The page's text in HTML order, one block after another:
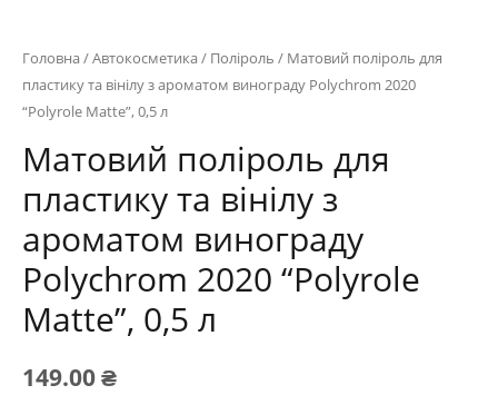
Головна/Автокосметика/ Поліроль / Матовий поліроль для
пластику та вінілу з ароматом винограду Polychrom 2020
“Polyrole Matte”, 0,5 л
Матовий поліроль для
пластику та вінілу з
ароматом винограду
Polychrom 2020 “Polyrole
Matte”, 0,5 л
149.00₴